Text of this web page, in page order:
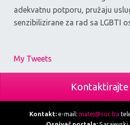
adekvatnu potporu, pružaju
senzibilizirane za rad sa LGBTI
My Tweets
Kontaktirajte
Kontakt:e-mail: matej@soc.ba